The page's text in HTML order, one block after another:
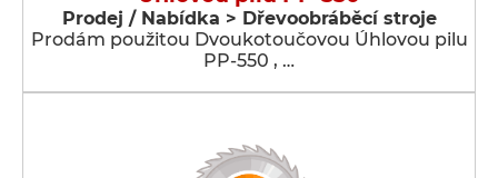
Prodej / Nabídka > Dřevoobráběcí stroje
Prodám použitou Dvoukotoučovou Úhlovou pilu
PP-550 , …